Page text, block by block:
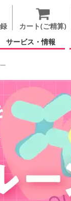
カート(ご精算)
サービス・情報